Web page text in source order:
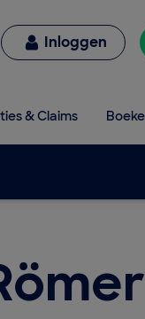
Inloggen
& Claims